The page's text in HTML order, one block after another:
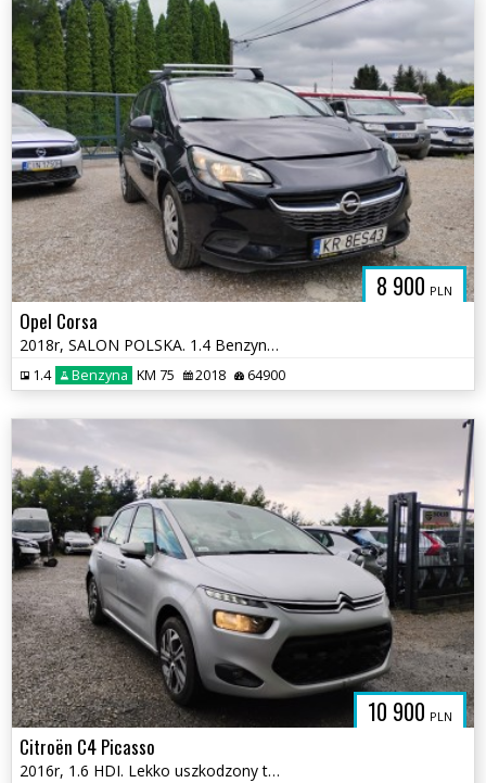
8 900 PLN
Opel Corsa
2018r, SALON POLSKA. 1.4 Benzyna. Uszkodzony lewy bok. Jeździ.
1.4 Benzyna KM 75 2018 64900
10 900 PLN
Citroën C4 Picasso
2016r, 1.6 HDI. Lekko uszkodzony tył i przód. Jeździ.